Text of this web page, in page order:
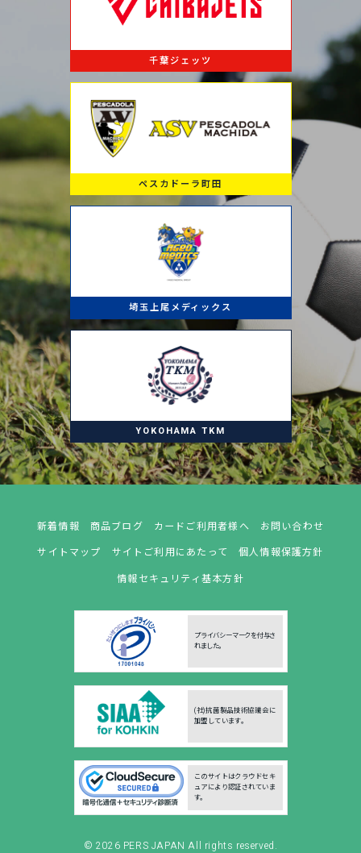
千葉ジェッツ
ペスカドーラ町田
埼玉上尾メディックス
YOKOHAMA TKM
新着情報 商品ブログ カードご利用者様へ
お問い合わせ
サイトマップ
サイトご利用にあたって
個人情報保護方針
情報セキュリティ基本方針
プライバシーマークを付与さ
れました。
(社)抗菌製品技術協議会に
加盟しています。
このサイトはクラウドセキ
ュアにより認証されていま
す。
© 2026 PERS JAPANAll rights reserved.